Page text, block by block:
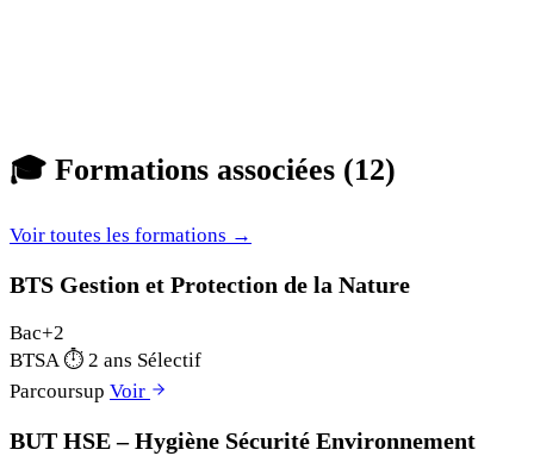
🎓 Formations associées (12)
Voir toutes les formations →
BTS Gestion et Protection de la Nature
Bac+2
BTSA ⏱ 2 ans Sélectif
Parcoursup Voir
BUT HSE – Hygiène Sécurité Environnement